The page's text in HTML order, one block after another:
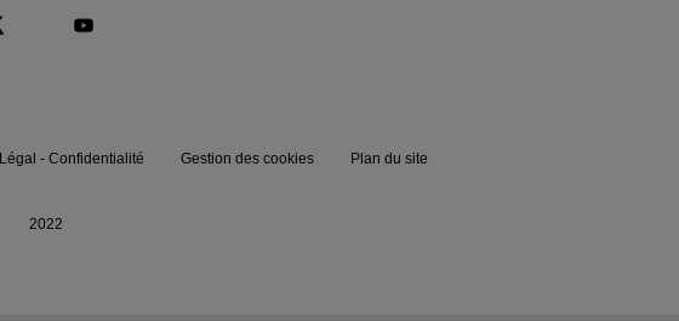
Légal - Confidentialité Gestion des cookies Plan du site
2022